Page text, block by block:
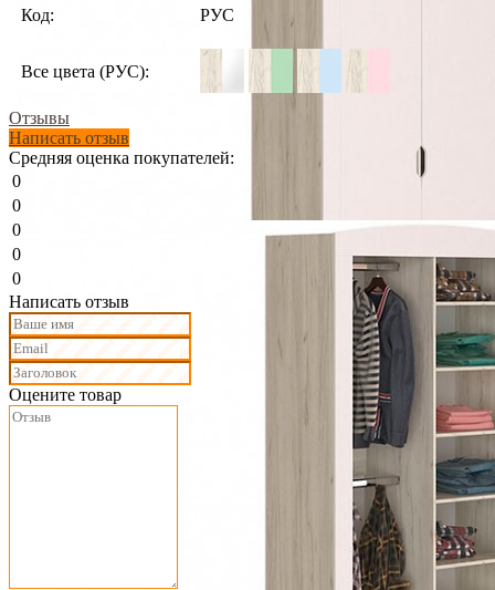
Код: РУС
Все цвета (РУС):
Отзывы
Написать отзыв
Средняя оценка покупателей:
0
0
0
0
0
Написать отзыв
Оцените товар